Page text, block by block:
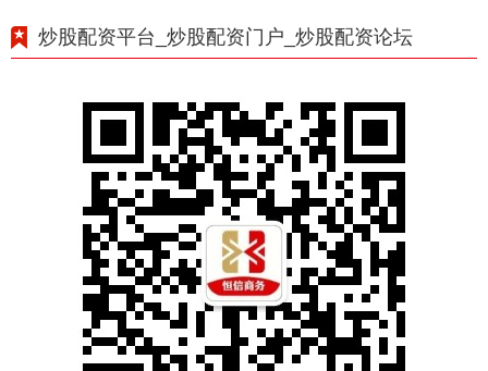
炒股配资平台_炒股配资门户_炒股配资论坛